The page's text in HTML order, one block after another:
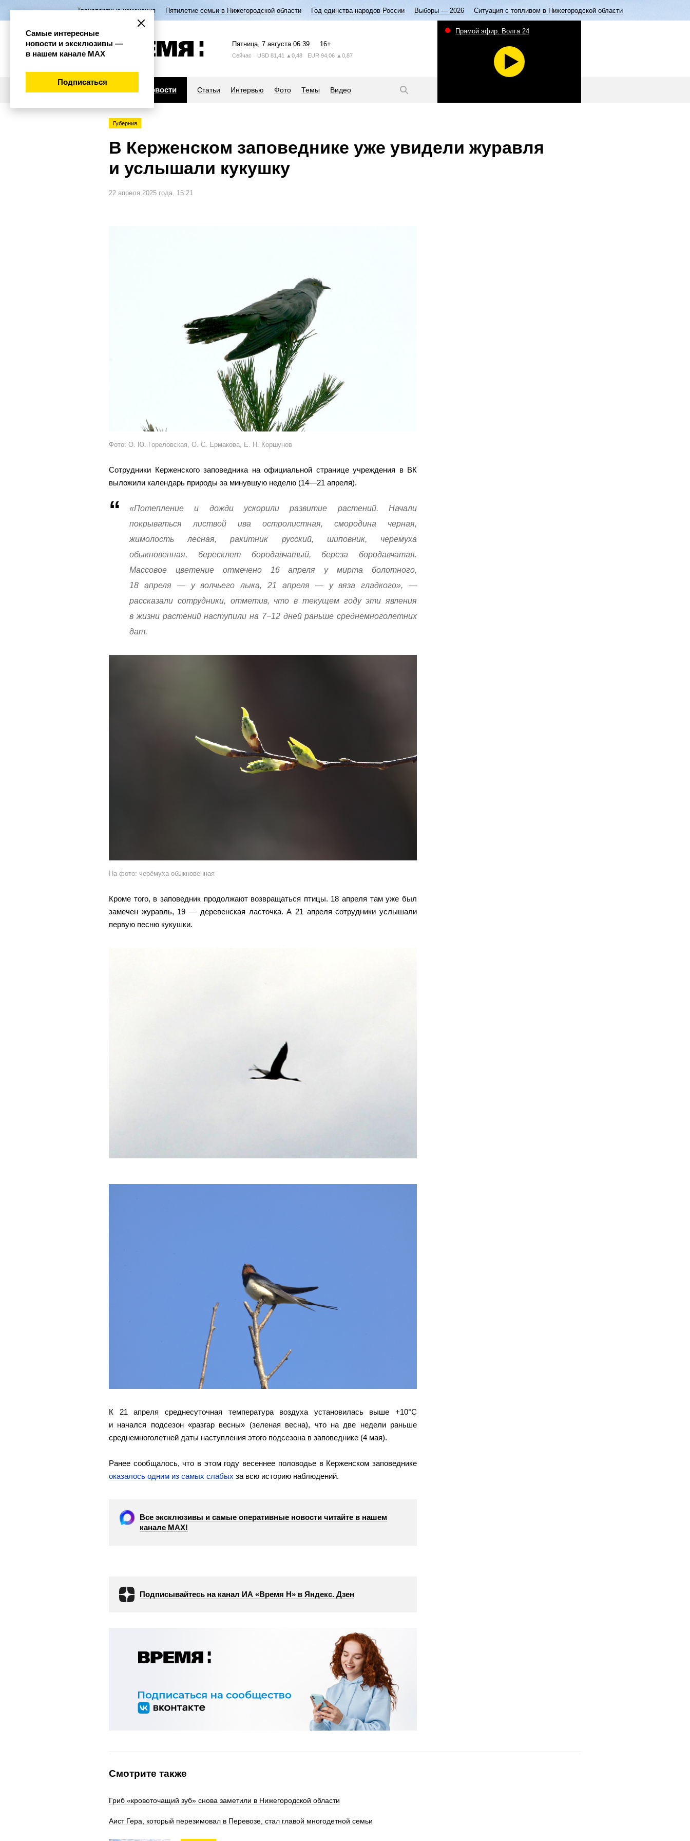
Транспортные изменения Пятилетие семьи в Нижегородской области Год единства народов России Выборы — 2026 Ситуация с топливом в Нижегородской области
Пятница, 7 августа 06:39 16+
Сейчас USD 81,41 ▲0,48 EUR 94,06 ▲0,87
Новости Статьи Интервью Фото Темы Видео
Прямой эфир. Волга 24
Губерния
В Керженском заповеднике уже увидели журавля
и услышали кукушку
22 апреля 2025 года, 15:21
Фото: О. Ю. Гореловская, О. С. Ермакова, Е. Н. Коршунов
Сотрудники Керженского заповедника на официальной странице учреждения в ВК
выложили календарь природы за минувшую неделю (14—21 апреля).
«Потепление и дожди ускорили развитие растений. Начали
покрываться листвой ива остролистная, смородина черная,
жимолость лесная, ракитник русский, шиповник, черемуха
обыкновенная, бересклет бородавчатый, береза бородавчатая.
Массовое цветение отмечено 16 апреля у мирта болотного,
18 апреля — у волчьего лыка, 21 апреля — у вяза гладкого», —
рассказали сотрудники, отметив, что в текущем году эти явления
в жизни растений наступили на 7−12 дней раньше среднемноголетних
дат.
На фото: черёмуха обыкновенная
Кроме того, в заповедник продолжают возвращаться птицы. 18 апреля там уже был
замечен журавль, 19 — деревенская ласточка. А 21 апреля сотрудники услышали
первую песню кукушки.
К 21 апреля среднесуточная температура воздуха установилась выше +10°С
и начался подсезон «разгар весны» (зеленая весна), что на две недели раньше
среднемноголетней даты наступления этого подсезона в заповеднике (4 мая).
Ранее сообщалось, что в этом году весеннее половодье в Керженском заповеднике
оказалось одним из самых слабых за всю историю наблюдений.
Все эксклюзивы и самые оперативные новости читайте в нашем
канале МАХ!
Подписывайтесь на канал ИА «Время Н» в Яндекс. Дзен
Смотрите также
Гриб «кровоточащий зуб» снова заметили в Нижегородской области
Аист Гера, который перезимовал в Перевозе, стал главой многодетной семьи
Самые интересные
новости и эксклюзивы —
в нашем канале МАХ
Подписаться